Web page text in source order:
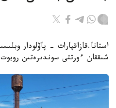
استانا.قازاقپارات - پاۆلودار
شىققان ءورتتى سوندىرەتىن